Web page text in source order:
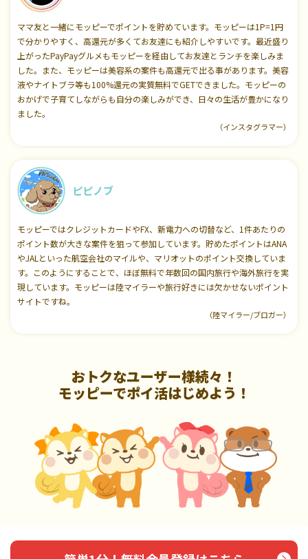
ママ友と一緒にモッピーでポイントを貯めています。モッピーは1P=1円
で分かりやすく、高還元が多くてお友達にも紹介しやすいです。最近盛り
上がったPayPayグルメもモッピーを経由してお友達とランチを楽しみま
した。また、モッピーは美容系の案件も高還元で出る事があります。美容
液やナイトブラ等も100%還元の実質無料でGETできました。モッピーの
おかげで子育てしながらも自分の楽しみができ、日々の生活が豊かになり
ました。
（インスタグラマー）
ピピノブ
モッピーではクレジットカードやFX、新電力への切替など、1件あたりの
ポイント数が大きな案件を狙って参加しています。貯めたポイントはANA
やJALといった航空会社のマイルや、マリオットのポイント交換していま
す。このようにすることで、ほぼ無料で年数回の国内旅行や海外旅行を実
現しています。モッピーは陸マイラーや旅行好きには欠かせないポイント
サイトですね。
（陸マイラー/ブロガー）
おトクなユーザー様続々！
モッピーでポイ活はじめよう！